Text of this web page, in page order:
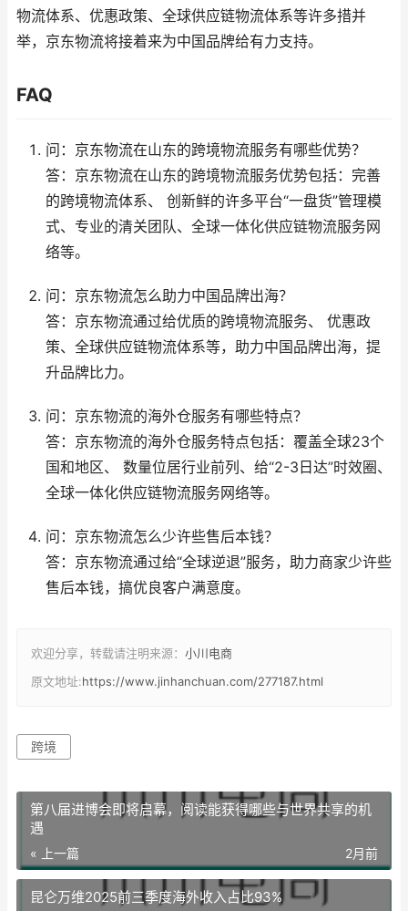
物流体系、优惠政策、全球供应链物流体系等许多措并
举，京东物流将接着来为中国品牌给有力支持。
FAQ
问：京东物流在山东的跨境物流服务有哪些优势？
答：京东物流在山东的跨境物流服务优势包括：完善
的跨境物流体系、 创新鲜的许多平台“一盘货”管理模
式、专业的清关团队、全球一体化供应链物流服务网
络等。
问：京东物流怎么助力中国品牌出海？
答：京东物流通过给优质的跨境物流服务、 优惠政
策、全球供应链物流体系等，助力中国品牌出海，提
升品牌比力。
问：京东物流的海外仓服务有哪些特点？
答：京东物流的海外仓服务特点包括：覆盖全球23个
国和地区、 数量位居行业前列、给“2-3日达”时效圈、
全球一体化供应链物流服务网络等。
问：京东物流怎么少许些售后本钱？
答：京东物流通过给“全球逆退”服务，助力商家少许些
售后本钱，搞优良客户满意度。
欢迎分享，转载请注明来源： 小川电商
原文地址:https://www.jinhanchuan.com/277187.html
跨境
第八届进博会即将启幕，阅读能获得哪些与世界共享的机
遇
« 上一篇 2月前
昆仑万维2025前三季度海外收入占比93%